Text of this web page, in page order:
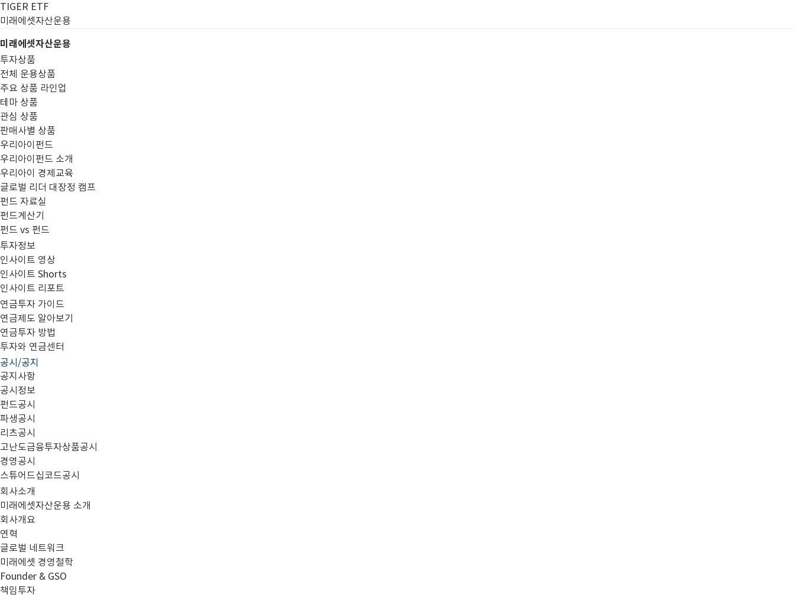
TIGER ETF
미래에셋자산운용
미래에셋자산운용
투자상품
전체 운용상품
주요 상품 라인업
테마 상품
관심 상품
판매사별 상품
우리아이펀드
우리아이펀드 소개
우리아이 경제교육
글로벌 리더 대장정 캠프
펀드 자료실
펀드계산기
펀드 vs 펀드
투자정보
인사이트 영상
인사이트 Shorts
인사이트 리포트
연금투자 가이드
연금제도 알아보기
연금투자 방법
투자와 연금센터
공시/공지
공지사항
공시정보
펀드공시
파생공시
리츠공시
고난도금융투자상품공시
경영공시
스튜어드십코드공시
회사소개
미래에셋자산운용 소개
회사개요
연혁
글로벌 네트워크
미래에셋 경영철학
Founder & GSO
책임투자
펀드공시
집합투자규약 및 투자설명서 변경의 건
다음과 같이 정정사항에 대해 안내 드리오니 투자에 참고 부탁드립니다.
- 다 음 -
1. 대상펀드:
2. 변경사항:
1) 환매수수료 삭제